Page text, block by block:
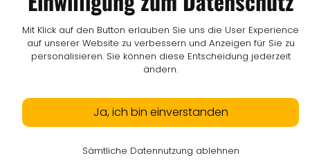
© LW Medien GmbH
Mit Klick auf den Button erlauben Sie uns die User Experience
auf unserer Website zu verbessern und Anzeigen für Sie zu
personalisieren. Sie können diese Entscheidung jederzeit
ändern.
Ja, ich bin einverstanden
Sämtliche Datennutzung ablehnen